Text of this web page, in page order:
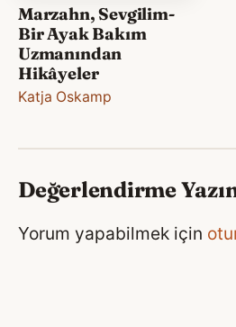
Marzahn, Sevgilim-
Bir Ayak Bakım
Uzmanından
Hikâyeler
Katja Oskamp
Değerlendirme
Yorum yapabilmek için